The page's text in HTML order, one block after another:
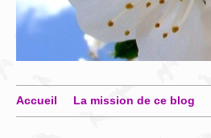
Accueil La mission de ce blog